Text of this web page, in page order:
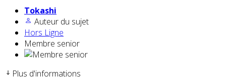
Tokashi
Auteur du sujet
Hors Ligne
Membre senior
Plus d'informations